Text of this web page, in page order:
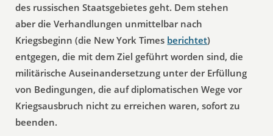
des russischen Staatsgebietes geht. Dem stehen
aber die Verhandlungen unmittelbar nach
Kriegsbeginn (die New York Times berichtet)
entgegen, die mit dem Ziel geführt worden sind, die
militärische Auseinandersetzung unter der Erfüllung
von Bedingungen, die auf diplomatischen Wege vor
Kriegsausbruch nicht zu erreichen waren, sofort zu
beenden.